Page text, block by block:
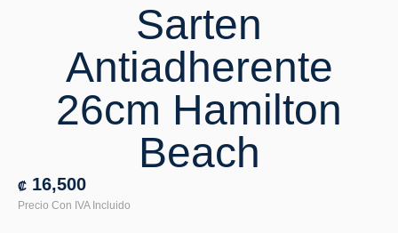
Sarten
Antiadherente
26cm Hamilton
Beach
₡ 16,500